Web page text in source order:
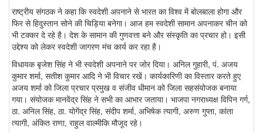
राष्ट्रीय संगठक ने कहा कि स्वदेशी अपनाने से भारत का विश्व में बोलबाला होगा और
फिर से हिदुस्तान सोने की चिड़िया बनेगा। आज हम स्वदेशी सामान अपनाकर चीन को
भी टक्कर दे रहे है। देश के सामान की गुणवत्ता बने और संस्कृति का प्रचार हो। इसी
उद्देश्य को लेकर स्वदेशी जागरण मंच कार्य कर रहा है।
विधायक बृजेश सिंह ने भी स्वदेशी अपनाने पर जोर दिया। अनिल गुहारी, पं. अजय
कुमार शर्मा, सतीश कुमार आदि ने भी विचार रखें। कार्यकारिणी का विस्तार करते हुए
अजय शर्मा को जिला प्रचार प्रमुख व संजीव धीमान को जिला सहसंयोजक बनाया
गया। संयोजक मानवेंद्र सिंह ने सभी का आभार जताया। भाजपा नगराध्यक्ष विपिन गर्ग,
ठा. अनिल सिंह, ठा. योगेंद्र सिंह, संदीप शर्मा, अभिषेक त्यागी, अरुण गुप्ता, कांता
त्यागी, अंकित राणा, राहुल वाल्मीकि मौजूद रहे।